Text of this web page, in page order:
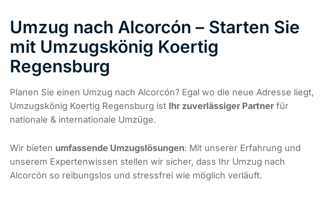
Umzug nach Alcorcón – Starten Sie
mit Umzugskönig Koertig
Regensburg
Planen Sie einen Umzug nach Alcorcón? Egal wo die neue Adresse liegt,
Umzugskönig Koertig Regensburg ist Ihr zuverlässiger Partner für
nationale & internationale Umzüge.
Wir bieten umfassende Umzugslösungen: Mit unserer Erfahrung und
unserem Expertenwissen stellen wir sicher, dass Ihr Umzug nach
Alcorcón so reibungslos und stressfrei wie möglich verläuft.